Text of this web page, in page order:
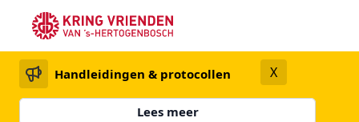
Handleidingen & protocollen X
Lees meer